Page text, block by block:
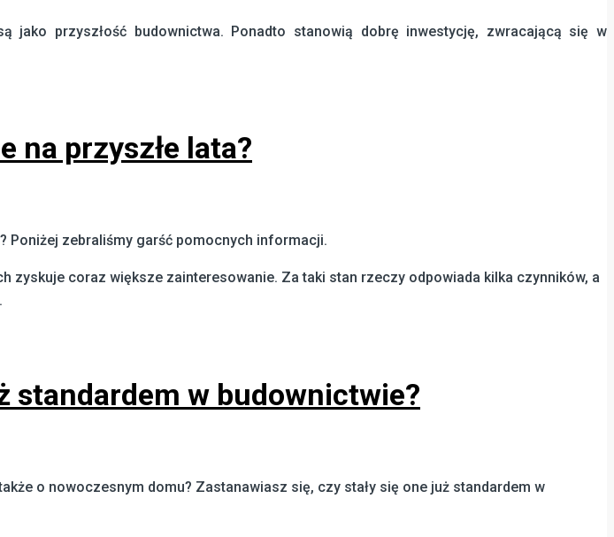
jako przyszłość budownictwa. Ponadto stanowią dobrę inwestycję, zwracającą się w
na przyszłe lata?
Poniżej zebraliśmy garść pomocnych informacji.
coraz większe zainteresowanie. Za taki stan rzeczy odpowiada kilka czynników, a
standardem w budownictwie?
o nowoczesnym domu? Zastanawiasz się, czy stały się one już standardem w